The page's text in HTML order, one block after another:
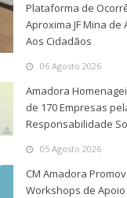
Plataforma de
Aproxima JF Mina de
Aos Cidadãos
06 Agosto 2026
Amadora
de 170 Empresas
Responsabilidade
05 Agosto 2026
CM Amadora
Workshops de